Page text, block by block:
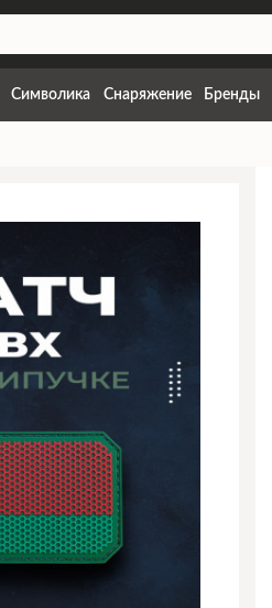
Символика Снаряжение Бренды